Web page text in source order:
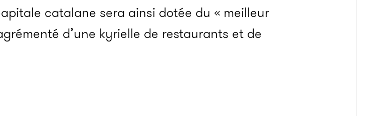
catalane sera ainsi dotée du « meilleur
d’une kyrielle de restaurants et de